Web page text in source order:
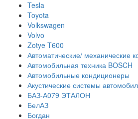
Tesla
Toyota
Volkswagen
Volvo
Zotye T600
Автоматические/ механические
Автомобильная техника BOSCH
Автомобильные кондиционеры
Акустические системы
БАЗ-А079 ЭТАЛОН
БелАЗ
Богдан